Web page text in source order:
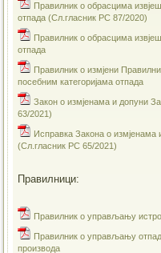
Правилник о обрасцима
отпада (Сл.гласник РС 87/2020)
Правилник о обрасцима
отпада
Правилник о измјени
посебним категоријама отпада
Закон о измјенама и допуни
63/2021)
Исправка Закона о
(Сл.гласник РС 65/2021)
Правилници:
Правилник о управљању
Правилник о управљању
производа